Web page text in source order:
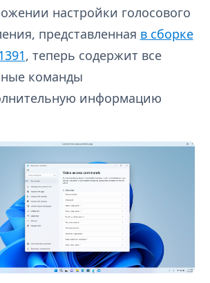
настройки голосового
представленная в сборке
, теперь содержит все
команды
информацию